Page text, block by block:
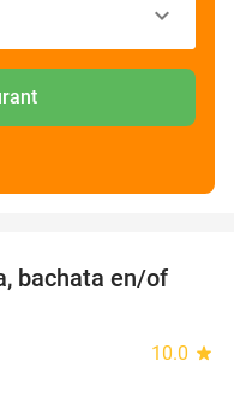
56%
bachata en/of
10.0 star